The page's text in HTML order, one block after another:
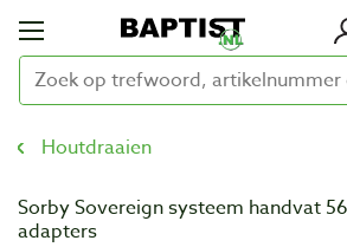
Houtdraaien
Sorby Sovereign systeem handvat
adapters